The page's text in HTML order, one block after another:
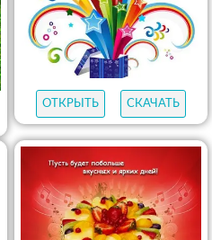
ОТКРЫТЬ СКАЧАТЬ